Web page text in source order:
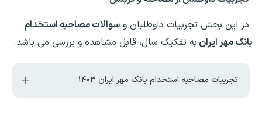
در این بخش تجربیات داوطلبان و سوالات مصاحبه استخدام
بانک مهر ایران به تفکیک سال، قابل مشاهده و بررسی می باشد.
تجربیات مصاحبه استخدام بانک مهر ایران ۱۴۰۳